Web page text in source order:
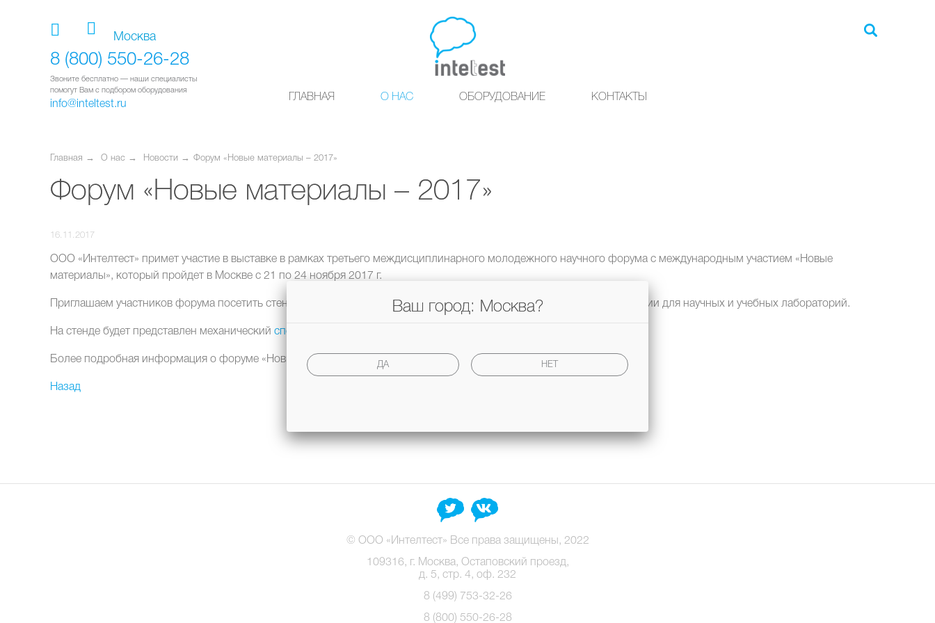
8 (800) 550-26-28
Звоните бесплатно — наши специалисты
помогут Вам с подбором оборудования
info@inteltest.ru
Москва
ГЛАВНАЯ О НАС ОБОРУДОВАНИЕ КОНТАКТЫ
Главная О нас Новости Форум «Новые материалы – 2017»
Форум «Новые материалы – 2017»
16.11.2017
ООО «Интелтест» примет участие в выставке в рамках третьего междисциплинарного молодежного научного форума с международным участием «Новые
материалы», который пройдет в Москве с 21 по 24 ноября 2017 г.
Приглашаем участников форума посетить стенд ООО «Интелтест» и познакомиться с новейшими решениями компании для научных и учебных лабораторий.
На стенде будет представлен механический спектрометр RFDA Basic
Более подробная информация о форуме «Новые материалы» на официальном сайте http://n-materials.ru/
Назад
© ООО «Интелтест» Все права защищены, 2022
109316, г. Москва, Остаповский проезд,
д. 5, стр. 4, оф. 232
8 (499) 753-32-26
8 (800) 550-26-28
Ваш город: Москва?
ДА НЕТ